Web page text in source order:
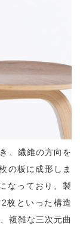
、繊維の方向を
の板に成形しま
なっており、製
枚といった構造
複雑な三次元曲